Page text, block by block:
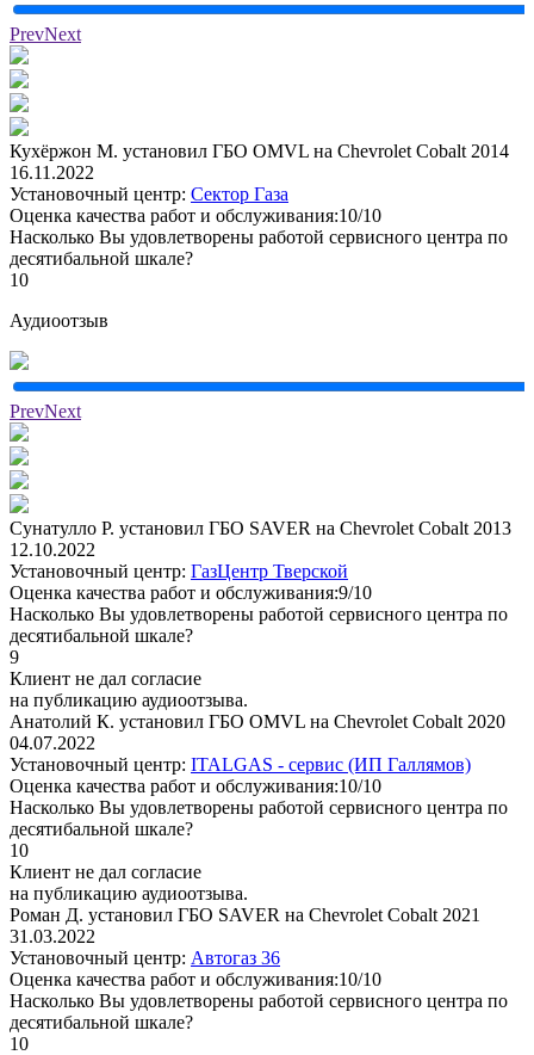
PrevNext
Кухёржон М. установил ГБО OMVL на Chevrolet Cobalt 2014
16.11.2022
Установочный центр: Сектор Газа
Оценка качества работ и обслуживания:10/10
Насколько Вы удовлетворены работой сервисного центра по
десятибальной шкале?
10
Аудиоотзыв
PrevNext
Сунатулло Р. установил ГБО SAVER на Chevrolet Cobalt 2013
12.10.2022
Установочный центр: ГазЦентр Тверской
Оценка качества работ и обслуживания:9/10
Насколько Вы удовлетворены работой сервисного центра по
десятибальной шкале?
9
Клиент не дал согласие
на публикацию аудиоотзыва.
Анатолий К. установил ГБО OMVL на Chevrolet Cobalt 2020
04.07.2022
Установочный центр: ITALGAS - сервис (ИП Галлямов)
Оценка качества работ и обслуживания:10/10
Насколько Вы удовлетворены работой сервисного центра по
десятибальной шкале?
10
Клиент не дал согласие
на публикацию аудиоотзыва.
Роман Д. установил ГБО SAVER на Chevrolet Cobalt 2021
31.03.2022
Установочный центр: Автогаз 36
Оценка качества работ и обслуживания:10/10
Насколько Вы удовлетворены работой сервисного центра по
десятибальной шкале?
10